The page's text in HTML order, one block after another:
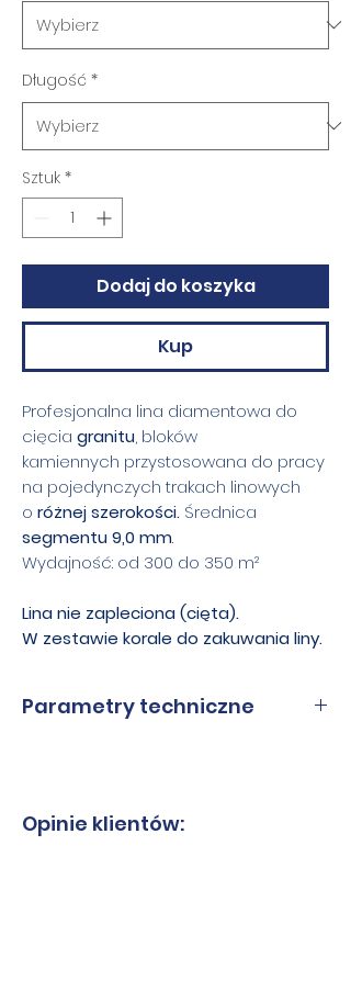
Długość *
Sztuk *
Dodaj do koszyka
Kup
Profesjonalna lina diamentowa do
cięcia granitu, bloków
kamiennych przystosowana do pracy
na pojedynczych trakach linowych
o różnej szerokości. Średnica
segmentu 9,0 mm.
Wydajność: od 300 do 350 m²
Lina nie zapleciona (cięta).
W zestawie korale do zakuwania liny.
Parametry techniczne
Opinie klientów: